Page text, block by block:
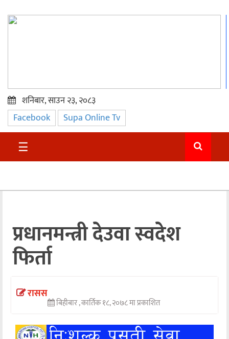
प्रमुख
समाचार
सुदुर
अन्तराष्ट्रिय
अन्तर्वार्ता
अर्थ
खेलकुद
अन्य
शनिबार, साउन २३, २०८३
Facebook Supa Online Tv
☰
प्रधानमन्त्री देउवा स्वदेश
फिर्ता
रासस
बिहीबार , कार्तिक १८, २०७८ मा प्रकाशित